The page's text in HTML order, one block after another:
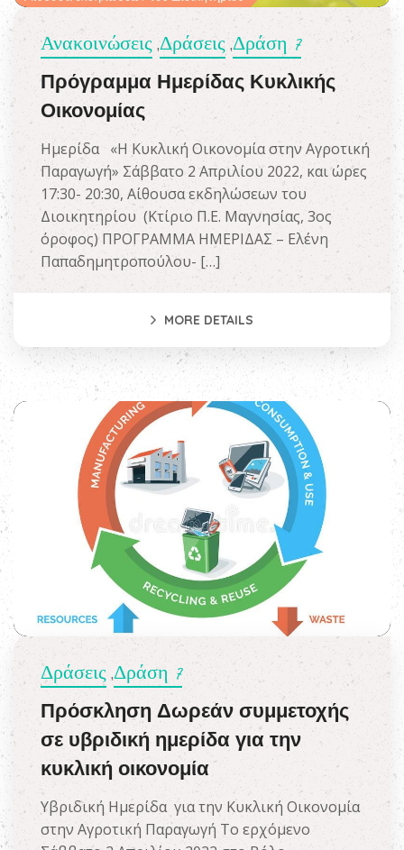
Ανακοινώσεις ,Δράσεις ,Δράση 7
Πρόγραμμα Ημερίδας Κυκλικής
Οικονομίας
Ημερίδα «Η Κυκλική Οικονομία στην Αγροτική
Παραγωγή» Σάββατο 2 Απριλίου 2022, και ώρες
17:30- 20:30, Αίθουσα εκδηλώσεων του
Διοικητηρίου (Κτίριο Π.Ε. Μαγνησίας, 3ος
όροφος) ΠΡΟΓΡΑΜΜΑ ΗΜΕΡΙΔΑΣ – Ελένη
Παπαδημητροπούλου- […]
MORE DETAILS
Δράσεις ,Δράση 7
Πρόσκληση Δωρεάν συμμετοχής
σε υβριδική ημερίδα για την
κυκλική οικονομία
Υβριδική Ημερίδα για την Κυκλική Οικονομία
στην Αγροτική Παραγωγή Το ερχόμενο